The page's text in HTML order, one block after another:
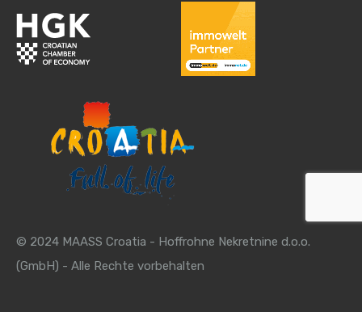
© 2024 MAASS Croatia - Hoffrohne Nekretnine d.o.o.
(GmbH) - Alle Rechte vorbehalten